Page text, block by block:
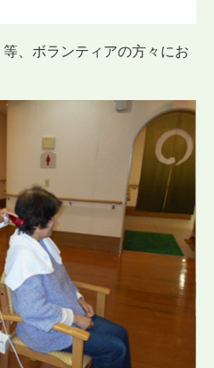
、ボランティアの方々にお